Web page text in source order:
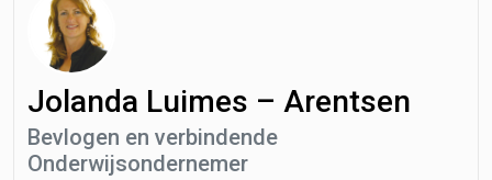
Jolanda Luimes – Arentsen
Bevlogen en verbindende
Onderwijsondernemer